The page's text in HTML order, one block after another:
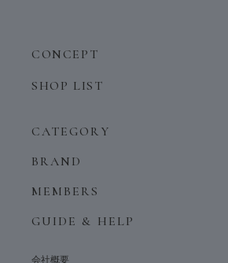
CONCEPT
SHOP LIST
CATEGORY
BRAND
MEMBERS
GUIDE & HELP
会社概要